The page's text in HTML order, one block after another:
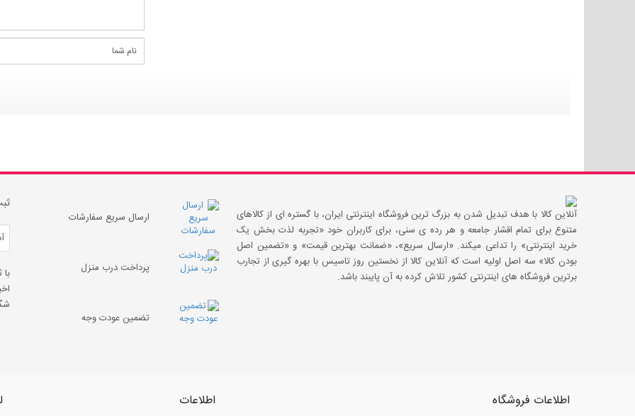
آنلاین کالا با هدف تبدیل شدن به بزرگ ترین فروشگاه اینترنتی ایران، با گستره ای از کالاهای
متنوع برای تمام اقشار جامعه و هر رده ی سنی، برای کاربران خود «تجربه لذت بخش یک
خرید اینترنتی» را تداعی میکند. «ارسال سریع»، «ضمانت بهترین قیمت» و «تضمین اصل
بودن کالا» سه اصل اولیه است که آنلاین کالا از نخستین روز تاسیس با بهره گیری از تجارب
برترین فروشگاه های اینترنتی کشور تلاش کرده به آن پایبند باشد.
ارسال سریع سفارشات
پرداخت درب منزل
تضمین عودت وجه
اطلاعات فروشگاه اطلاعات